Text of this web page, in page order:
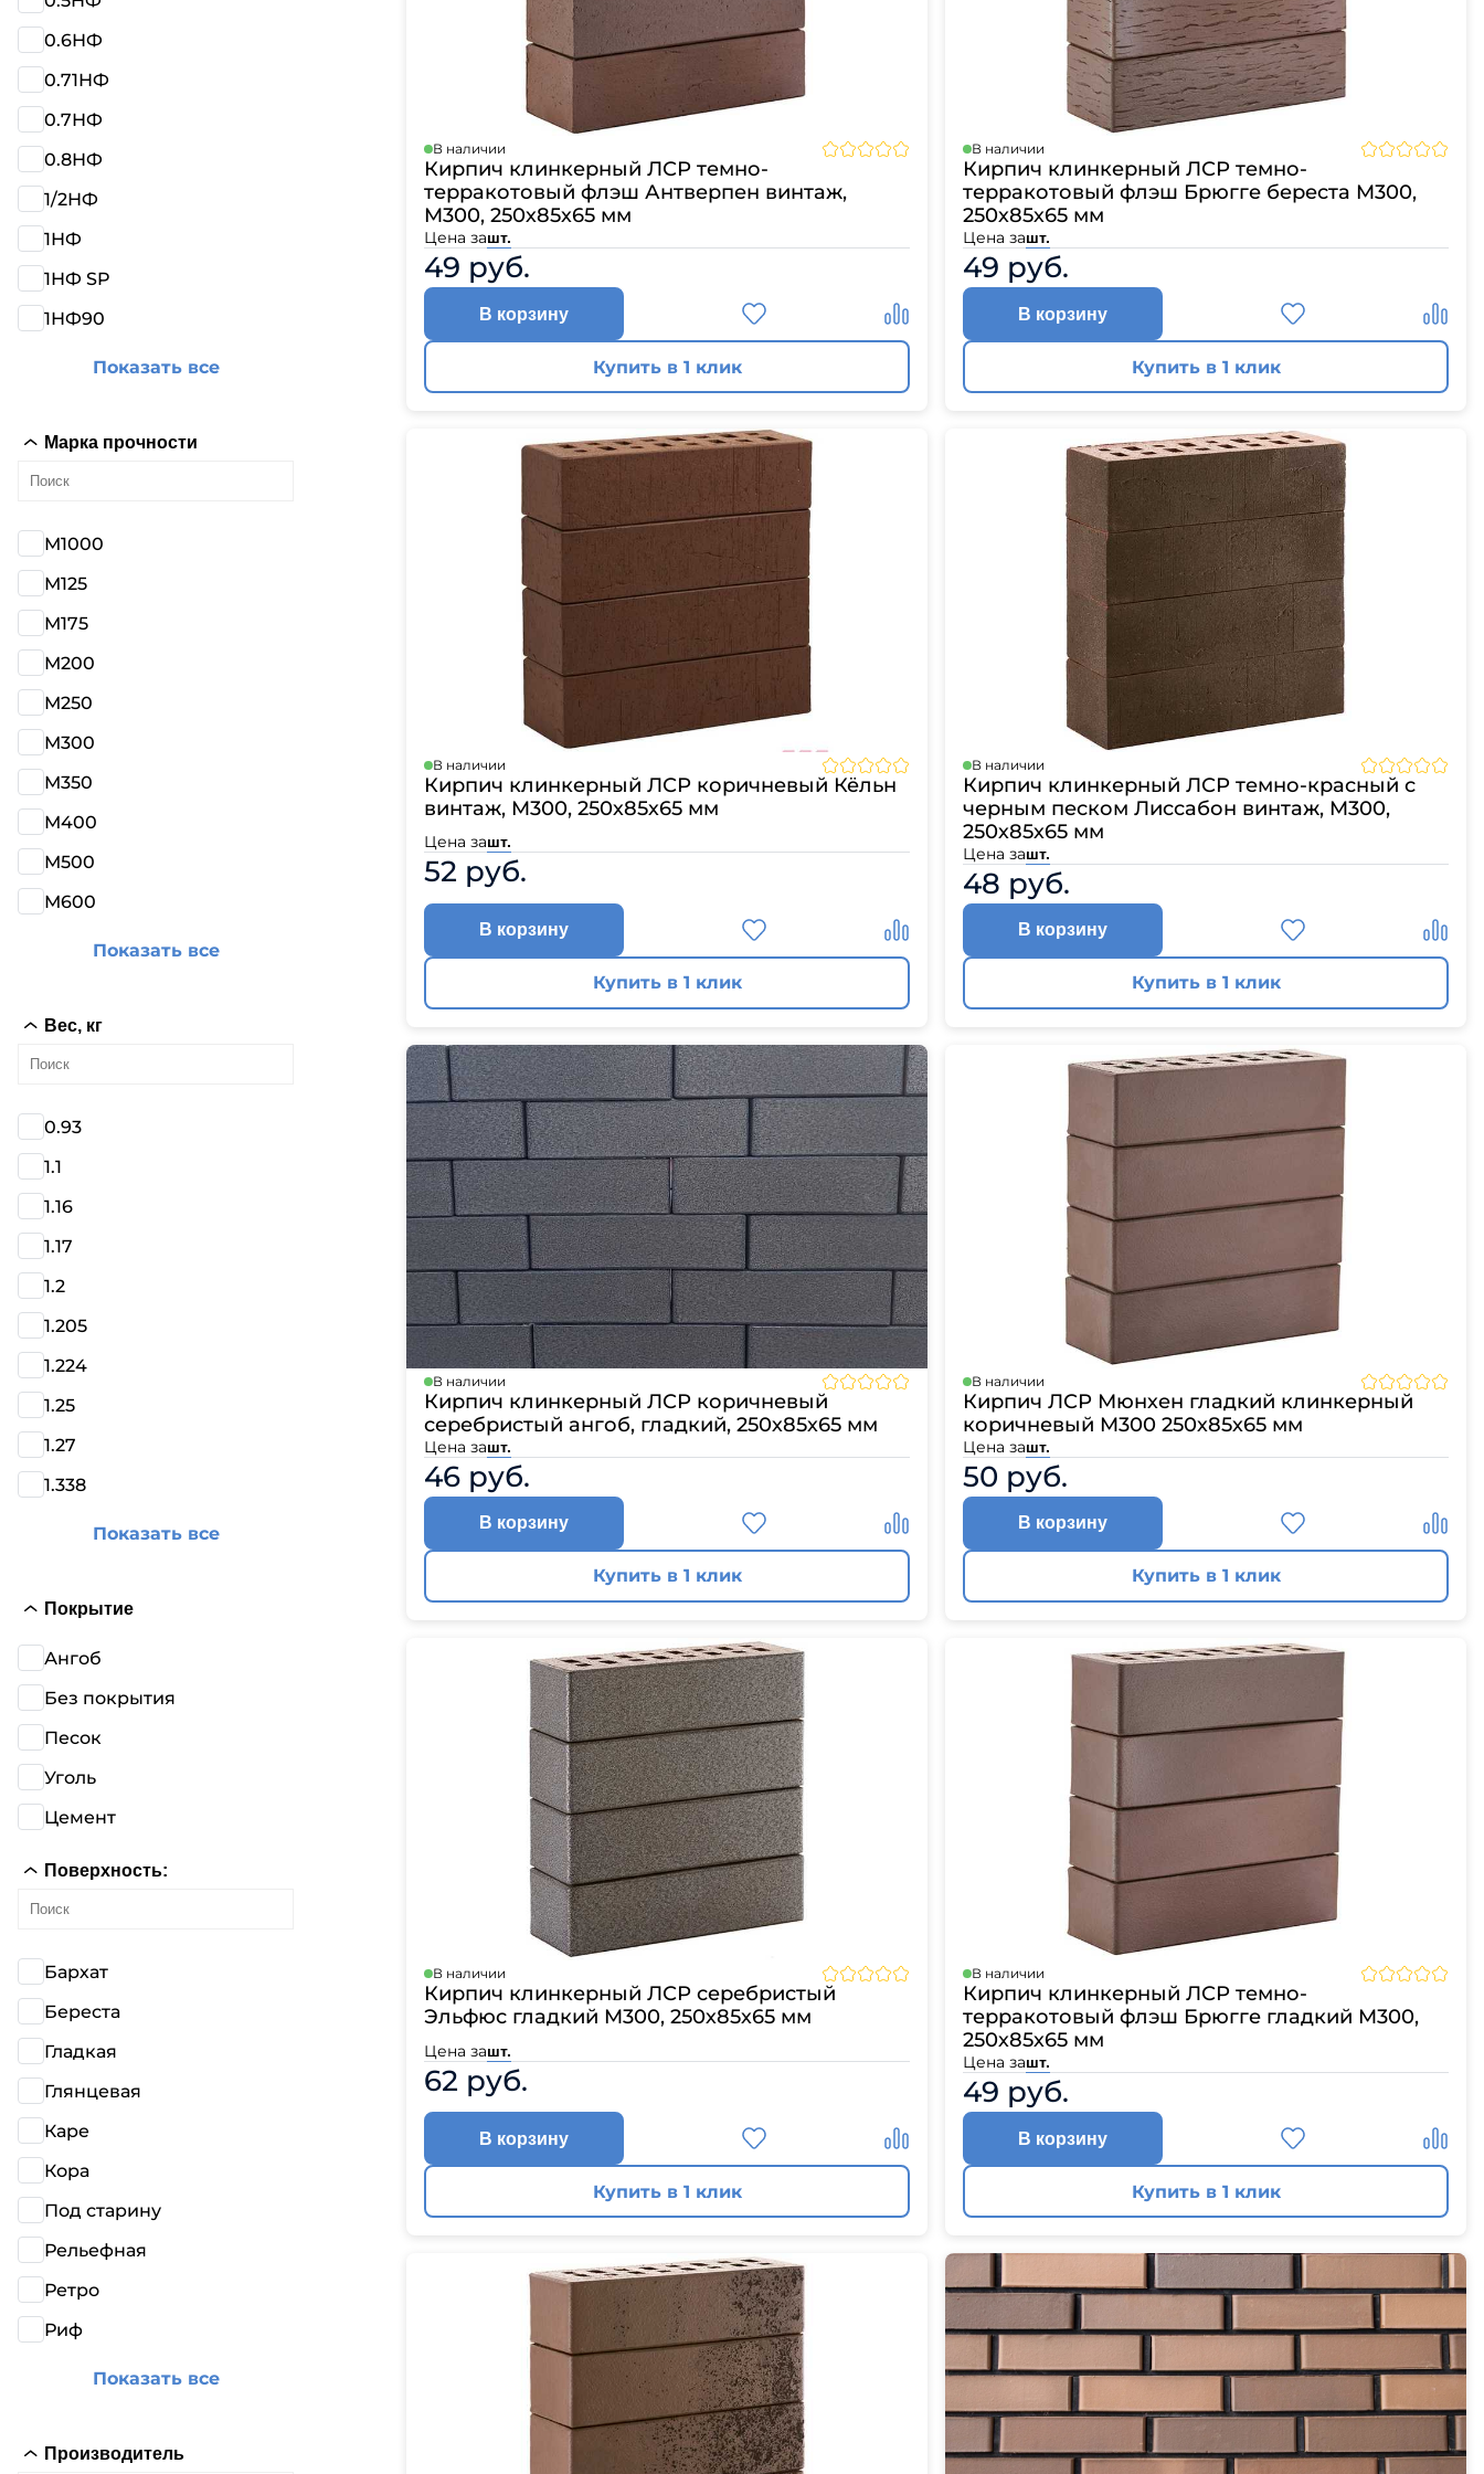
0.6НФ
0.71НФ
0.7НФ
0.8НФ
1/2НФ
1НФ
1НФ SP
1НФ90
Показать все
Марка прочности
М1000
М125
М175
М200
М250
М300
М350
М400
М500
М600
Показать все
Вес, кг
0.93
1.1
1.16
1.17
1.2
1.205
1.224
1.25
1.27
1.338
Показать все
Покрытие
Ангоб
Без покрытия
Песок
Уголь
Цемент
Поверхность:
Бархат
Береста
Гладкая
Глянцевая
Каре
Кора
Под старину
Рельефная
Ретро
Риф
Показать все
Производитель
В наличии
Кирпич клинкерный ЛСР темно-
терракотовый флэш Антверпен винтаж,
M300, 250х85х65 мм
Цена зашт.
49 руб.
В корзину
Купить в 1 клик
В наличии
Кирпич клинкерный ЛСР темно-
терракотовый флэш Брюгге береста M300,
250х85х65 мм
Цена зашт.
49 руб.
В корзину
Купить в 1 клик
В наличии
Кирпич клинкерный ЛСР коричневый Кёльн
винтаж, M300, 250х85х65 мм
Цена зашт.
52 руб.
В корзину
Купить в 1 клик
В наличии
Кирпич клинкерный ЛСР темно-красный с
черным песком Лиссабон винтаж, M300,
250х85х65 мм
Цена зашт.
48 руб.
В корзину
Купить в 1 клик
В наличии
Кирпич клинкерный ЛСР коричневый
серебристый ангоб, гладкий, 250х85х65 мм
Цена зашт.
46 руб.
В корзину
Купить в 1 клик
В наличии
Кирпич ЛСР Мюнхен гладкий клинкерный
коричневый M300 250х85х65 мм
Цена зашт.
50 руб.
В корзину
Купить в 1 клик
В наличии
Кирпич клинкерный ЛСР серебристый
Эльфюс гладкий M300, 250х85х65 мм
Цена зашт.
62 руб.
В корзину
Купить в 1 клик
В наличии
Кирпич клинкерный ЛСР темно-
терракотовый флэш Брюгге гладкий M300,
250х85х65 мм
Цена зашт.
49 руб.
В корзину
Купить в 1 клик